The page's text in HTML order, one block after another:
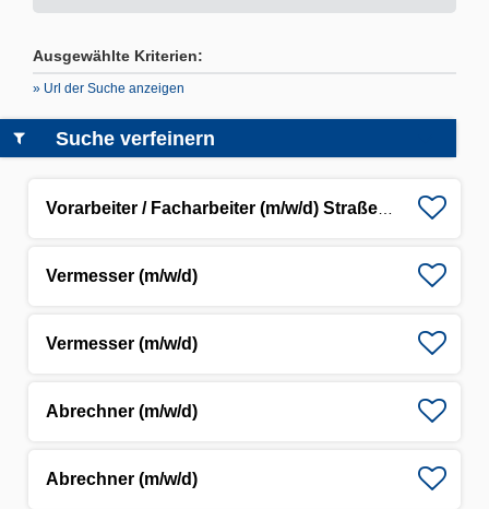
Ausgewählte Kriterien:
» Url der Suche anzeigen
Vermesser (m/w/d)
Vermesser (m/w/d)
Abrechner (m/w/d)
Abrechner (m/w/d)
Suche verfeinern